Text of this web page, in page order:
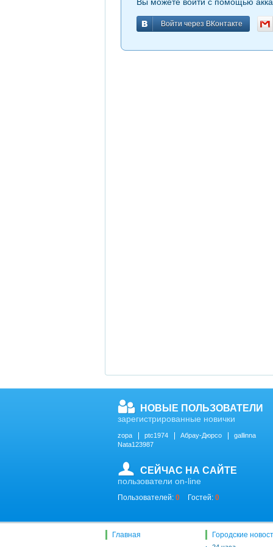
Войти через ВКонтакте
Войти через ВКонтакте
НОВЫЕ ПОЛЬЗОВАТЕЛИ
зарегистрированные новички
zopa ptc1974 Абрау-Дюрсо
gallinna
Nata123987
СЕЙЧАС НА САЙТЕ
пользователи on-line
Пользователей: 0 Гостей: 0
Главная Городские